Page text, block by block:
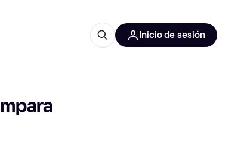
Inicio de sesión